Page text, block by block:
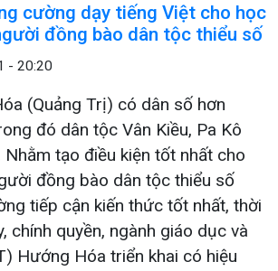
cường dạy tiếng Việt cho học
đồng bào dân tộc thiểu số
- 20:20
(Quảng Trị) có dân số hơn
đó dân tộc Vân Kiều, Pa Kô
Nhằm tạo điều kiện tốt nhất cho
đồng bào dân tộc thiểu số
tiếp cận kiến thức tốt nhất, thời
chính quyền, ngành giáo dục và
Hướng Hóa triển khai có hiệu